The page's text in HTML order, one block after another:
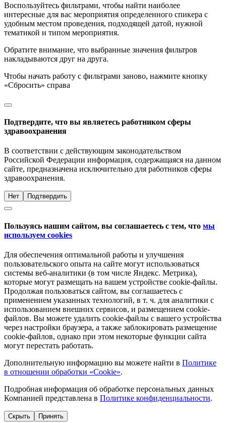
Воспользуйтесь фильтрами, чтобы найти наиболее
интересные для вас мероприятия определенного спикера с
удобным местом проведения, подходящей датой, нужной
тематикой и типом мероприятия.
Обратите внимание, что выбранные значения фильтров
накладываются друг на друга.
Чтобы начать работу с фильтрами заново, нажмите кнопку
«Сбросить» справа
Подтвердите, что вы являетесь работником сферы
здравоохранения
В соответствии с действующим законодательством
Российской Федерации информация, содержащаяся на данном
сайте, предназначена исключительно для работников сферы
здравоохранения.
Нет Подтвердить
Пользуясь нашим сайтом, вы соглашаетесь с тем, что мы
используем cookies
Для обеспечения оптимальной работы и улучшения
пользовательского опыта на сайте могут использоваться
системы веб-аналитики (в том числе Яндекс. Метрика),
которые могут размещать на вашем устройстве cookie-файлы.
Продолжая пользоваться сайтом, вы соглашаетесь с
применением указанных технологий, в т. ч. для аналитики с
использованием внешних сервисов, и размещением cookie-
файлов. Вы можете удалить cookie-файлы с вашего устройства
через настройки браузера, а также заблокировать размещение
cookie-файлов, однако при этом некоторые функции сайта
могут перестать работать.
Дополнительную информацию вы можете найти в Политике
в отношении обработки «Cookie».
Подробная информация об обработке персональных данных
Компанией представлена в Политике конфиденциальности.
Скрыть Принять